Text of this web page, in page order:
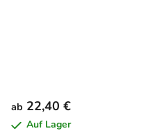
ab 22,40 €
Auf Lager